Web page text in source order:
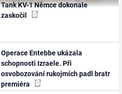
Tank KV-1 Němce dokonale
zaskočil
Operace Entebbe ukázala
schopnosti Izraele. Při
osvobozování rukojmích padl bratr
premiéra